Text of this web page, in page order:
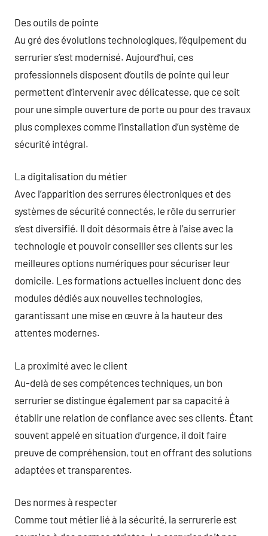
Des outils de pointe
Au gré des évolutions technologiques, l’équipement du
serrurier s’est modernisé. Aujourd’hui, ces
professionnels disposent d’outils de pointe qui leur
permettent d’intervenir avec délicatesse, que ce soit
pour une simple ouverture de porte ou pour des travaux
plus complexes comme l’installation d’un système de
sécurité intégral.
La digitalisation du métier
Avec l’apparition des serrures électroniques et des
systèmes de sécurité connectés, le rôle du serrurier
s’est diversifié. Il doit désormais être à l’aise avec la
technologie et pouvoir conseiller ses clients sur les
meilleures options numériques pour sécuriser leur
domicile. Les formations actuelles incluent donc des
modules dédiés aux nouvelles technologies,
garantissant une mise en œuvre à la hauteur des
attentes modernes.
La proximité avec le client
Au-delà de ses compétences techniques, un bon
serrurier se distingue également par sa capacité à
établir une relation de confiance avec ses clients. Étant
souvent appelé en situation d’urgence, il doit faire
preuve de compréhension, tout en offrant des solutions
adaptées et transparentes.
Des normes à respecter
Comme tout métier lié à la sécurité, la serrurerie est